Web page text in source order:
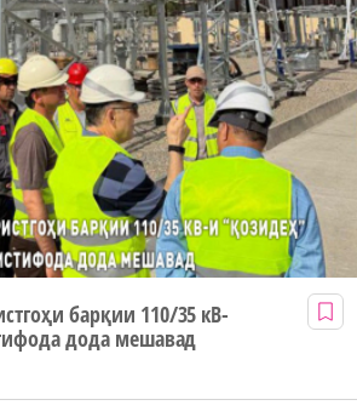
барқии 110/35 кВ-
дода мешавад